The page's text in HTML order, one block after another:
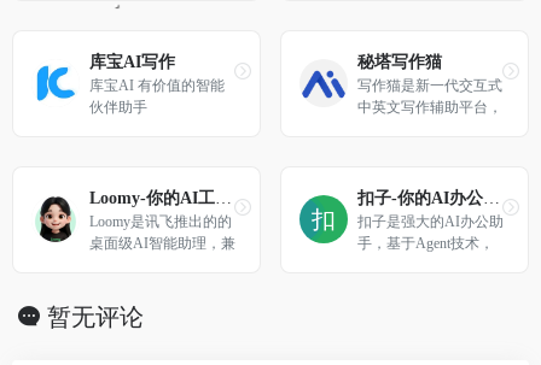
库宝AI写作
库宝AI 有价值的智能
伙伴助手
秘塔写作猫
写作猫是新一代交互式
中英文写作辅助平台，
Loomy是讯飞推出的的
桌面级AI智能助理，兼
营、远程办公、日程管
理、文件整理、电商运
扣子是强大的AI办公助
手，基于Agent技术，
暂无评论